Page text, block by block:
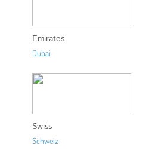
Emirates
Dubai
Swiss
Schweiz